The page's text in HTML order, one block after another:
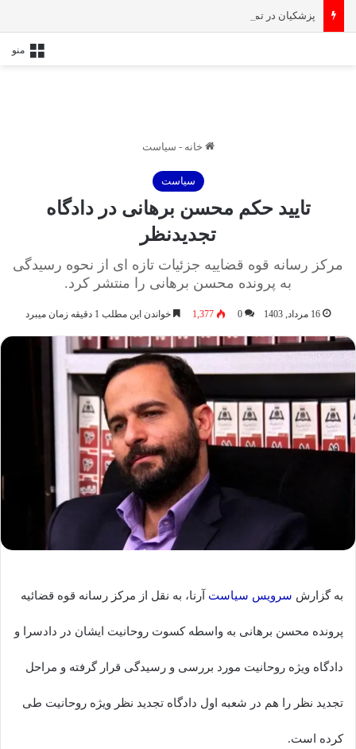
منو
خانه - سیاست
سیاست
تایید حکم محسن برهانی در دادگاه
تجدیدنظر
مرکز رسانه قوه قضاییه جزئیات تازه ای از نحوه رسیدگی
به پرونده محسن برهانی را منتشر کرد.
16 مرداد, 1403 0
1,377 خواندن این مطلب 1 دقیقه زمان میبرد
به گزارش سرویس سیاست آرنا، به نقل از مرکز رسانه قوه قضائیه
پرونده محسن برهانی به واسطه کسوت روحانیت ایشان در دادسرا و
دادگاه ویژه روحانیت مورد بررسی و رسیدگی قرار گرفته و مراحل
تجدید نظر را هم در شعبه اول دادگاه تجدید نظر ویژه روحانیت طی
کرده است.